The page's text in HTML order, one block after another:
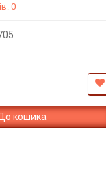
0
кошика